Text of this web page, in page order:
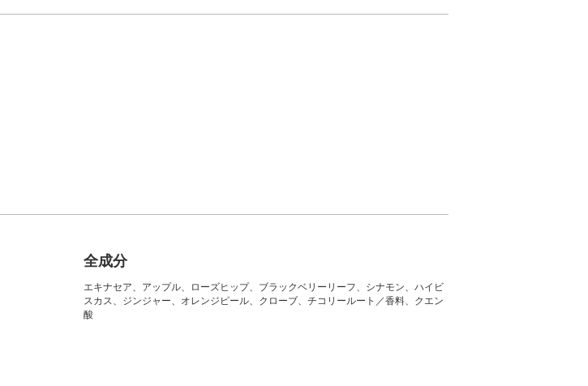
全成分
エキナセア、アップル、ローズヒップ、ブラックベリーリーフ、シナモン、ハイビ
スカス、ジンジャー、オレンジピール、クローブ、チコリールート／香料、クエン
酸